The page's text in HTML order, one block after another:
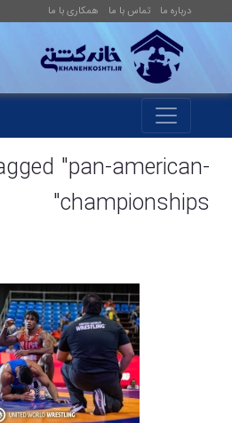
درباره ما تماس با ما همکاری با ما
"pan-american-
championships"